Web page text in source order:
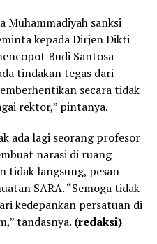
Muhammadiyah sanksi
kepada Dirjen Dikti
Budi Santosa
tindakan tegas dari
secara tidak
rektor,” pintanya.
ada lagi seorang profesor
narasi di ruang
tidak langsung, pesan-
SARA. “Semoga tidak
kedepankan persatuan di
tandasnya. (redaksi)